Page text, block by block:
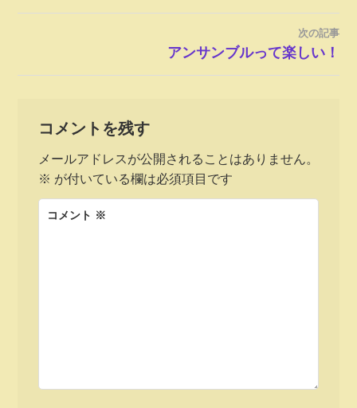
稿
ゲ
ー
シ
次の記事
アンサンブルって楽しい！
コメントを残す
メールアドレスが公開されることはありません。
※ が付いている欄は必須項目です
コメント ※